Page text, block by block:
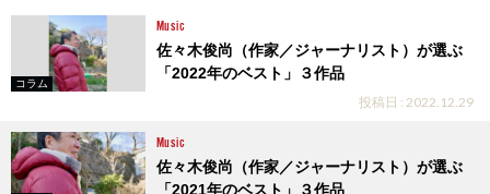
コラム
Music
佐々木俊尚（作家／ジャーナリスト）が選ぶ
「2022年のベスト」３作品
投稿日 : 2022.12.29
Music
佐々木俊尚（作家／ジャーナリスト）が選ぶ
「2021年のベスト」３作品